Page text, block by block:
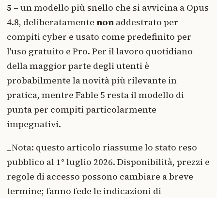
5 – un modello più snello che si avvicina a Opus
4.8, deliberatamente non addestrato per
compiti cyber e usato come predefinito per
l'uso gratuito e Pro. Per il lavoro quotidiano
della maggior parte degli utenti è
probabilmente la novità più rilevante in
pratica, mentre Fable 5 resta il modello di
punta per compiti particolarmente
impegnativi.
_Nota: questo articolo riassume lo stato reso
pubblico al 1° luglio 2026. Disponibilità, prezzi e
regole di accesso possono cambiare a breve
termine; fanno fede le indicazioni di